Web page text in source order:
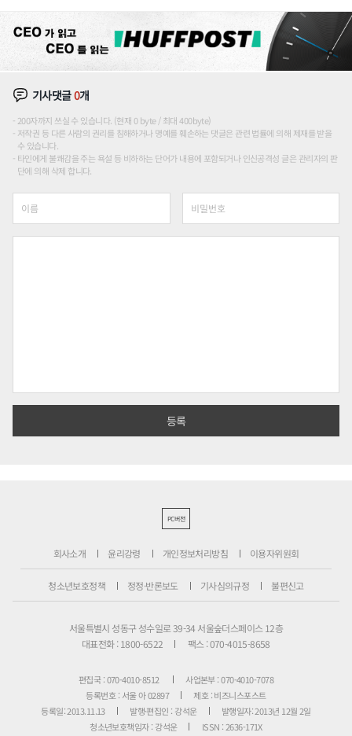
기사댓글0개
200자까지 쓰실 수 있습니다. (현재 0 byte / 최대 400byte)
저작권 등 다른 사람의 권리를 침해하거나 명예를 훼손하는 댓글은 관련 법률에 의해 제재를 받을
수 있습니다.
타인에게 불쾌감을 주는 욕설 등 비하하는 단어가 내용에 포함되거나 인신공격성 글은 관리자의 판
단에 의해 삭제 합니다.
PC버전
회사소개 윤리강령 개인정보처리방침 이용자위원회
청소년보호정책 정정·반론보도 기사심의규정 불편신고
서울특별시 성동구 성수일로 39-34 서울숲더스페이스 12층
대표전화 : 1800-6522
팩스 : 070-4015-8658
편집국 : 070-4010-8512
사업본부 : 070-4010-7078
등록번호 : 서울 아 02897
제호 : 비즈니스포스트
등록일: 2013.11.13
발행·편집인 : 강석운
발행일자: 2013년 12월 2일
청소년보호책임자 : 강석운
ISSN : 2636-171X